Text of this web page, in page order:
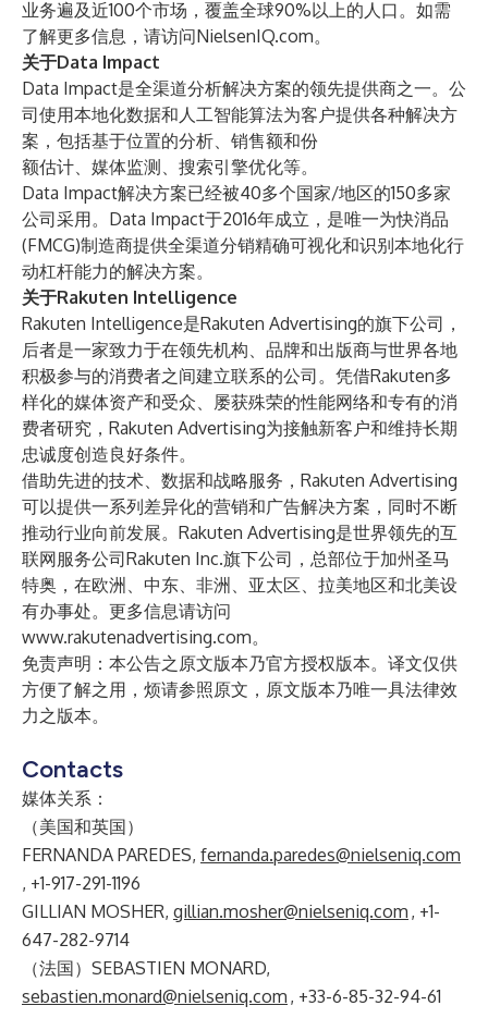
业务遍及近100个市场，覆盖全球90%以上的人口。如需
了解更多信息，请访问NielsenIQ.com。
关于Data Impact
Data Impact是全渠道分析解决方案的领先提供商之一。公
司使用本地化数据和人工智能算法为客户提供各种解决方
案，包括基于位置的分析、销售额和份
额估计、媒体监测、搜索引擎优化等。
Data Impact解决方案已经被40多个国家/地区的150多家
公司采用。Data Impact于2016年成立，是唯一为快消品
(FMCG)制造商提供全渠道分销精确可视化和识别本地化行
动杠杆能力的解决方案。
关于Rakuten Intelligence
Rakuten Intelligence是Rakuten Advertising的旗下公司，
后者是一家致力于在领先机构、品牌和出版商与世界各地
积极参与的消费者之间建立联系的公司。凭借Rakuten多
样化的媒体资产和受众、屡获殊荣的性能网络和专有的消
费者研究，Rakuten Advertising为接触新客户和维持长期
忠诚度创造良好条件。
借助先进的技术、数据和战略服务，Rakuten Advertising
可以提供一系列差异化的营销和广告解决方案，同时不断
推动行业向前发展。Rakuten Advertising是世界领先的互
联网服务公司Rakuten Inc.旗下公司，总部位于加州圣马
特奥，在欧洲、中东、非洲、亚太区、拉美地区和北美设
有办事处。更多信息请访问
www.rakutenadvertising.com。
免责声明：本公告之原文版本乃官方授权版本。译文仅供
方便了解之用，烦请参照原文，原文版本乃唯一具法律效
力之版本。
Contacts
媒体关系：
（美国和英国）
FERNANDA PAREDES, fernanda.paredes@nielseniq.com
, +1-917-291-1196
GILLIAN MOSHER, gillian.mosher@nielseniq.com , +1-
647-282-9714
（法国）SEBASTIEN MONARD,
sebastien.monard@nielseniq.com , +33-6-85-32-94-61